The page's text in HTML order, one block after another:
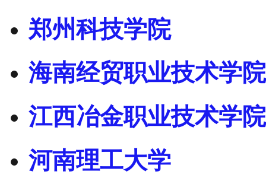
郑州科技学院
海南经贸职业技术学院
江西冶金职业技术学院
河南理工大学